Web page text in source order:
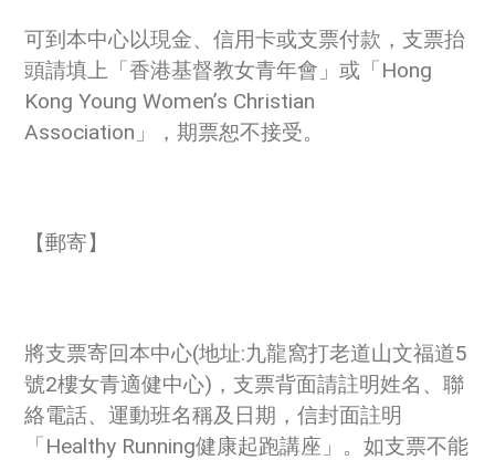
可到本中心以現金、信用卡或支票付款，支票抬
頭請填上「香港基督教女青年會」或「Hong
Kong Young Women’s Christian
Association」，期票恕不接受。
【郵寄】
將支票寄回本中心(地址:九龍窩打老道山文福道5
號2樓女青適健中心)，支票背面請註明姓名、聯
絡電話、運動班名稱及日期，信封面註明
「Healthy Running健康起跑講座」。如支票不能